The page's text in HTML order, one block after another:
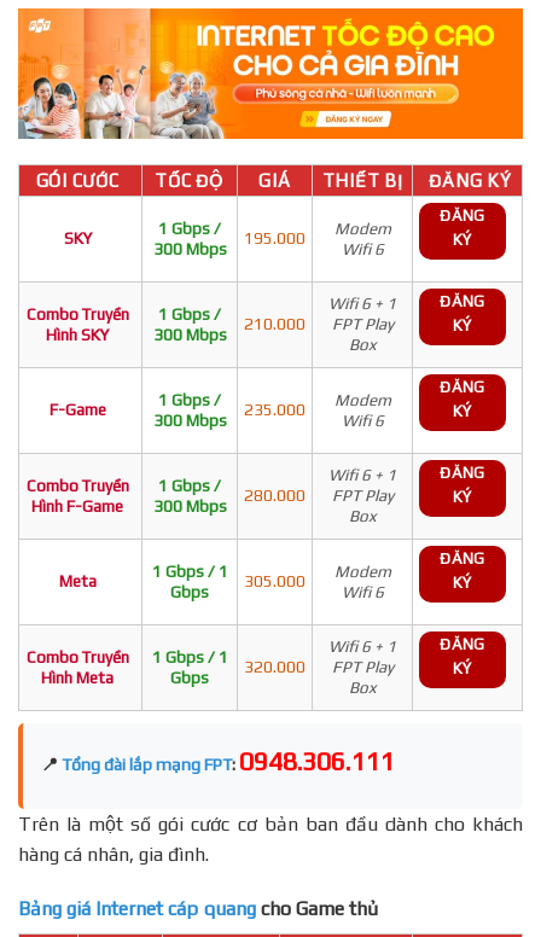
GÓI CƯỚC TỐC ĐỘ GIÁ THIẾT BỊ ĐĂNG KÝ
SKY
1 Gbps /
300 Mbps
195.000
Modem
Wifi 6
ĐĂNG
KÝ
Combo Truyền
Hình SKY
1 Gbps /
300 Mbps
210.000
Wifi 6 + 1
FPT Play
Box
ĐĂNG
KÝ
F-Game
1 Gbps /
300 Mbps
235.000
Modem
Wifi 6
ĐĂNG
KÝ
Combo Truyền
Hình F-Game
1 Gbps /
300 Mbps
280.000
Wifi 6 + 1
FPT Play
Box
ĐĂNG
KÝ
Meta
1 Gbps / 1
Gbps
305.000
Modem
Wifi 6
ĐĂNG
KÝ
Combo Truyền
Hình Meta
1 Gbps / 1
Gbps
320.000
Wifi 6 + 1
FPT Play
Box
ĐĂNG
KÝ
📍 Tổng đài lắp mạng FPT: 0948.306.111
Trên là một số gói cước cơ bản ban đầu dành cho khách
hàng cá nhân, gia đình.
Bảng giá Internet cáp quang cho Game thủ